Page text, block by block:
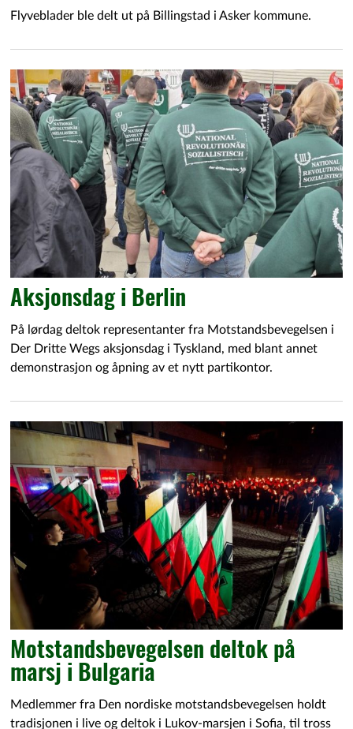
Flyveblader ble delt ut på Billingstad i Asker kommune.
Aksjonsdag i Berlin
På lørdag deltok representanter fra Motstandsbevegelsen i
Der Dritte Wegs aksjonsdag i Tyskland, med blant annet
demonstrasjon og åpning av et nytt partikontor.
Motstandsbevegelsen deltok på
marsj i Bulgaria
Medlemmer fra Den nordiske motstandsbevegelsen holdt
tradisjonen i live og deltok i Lukov-marsjen i Sofia, til tross